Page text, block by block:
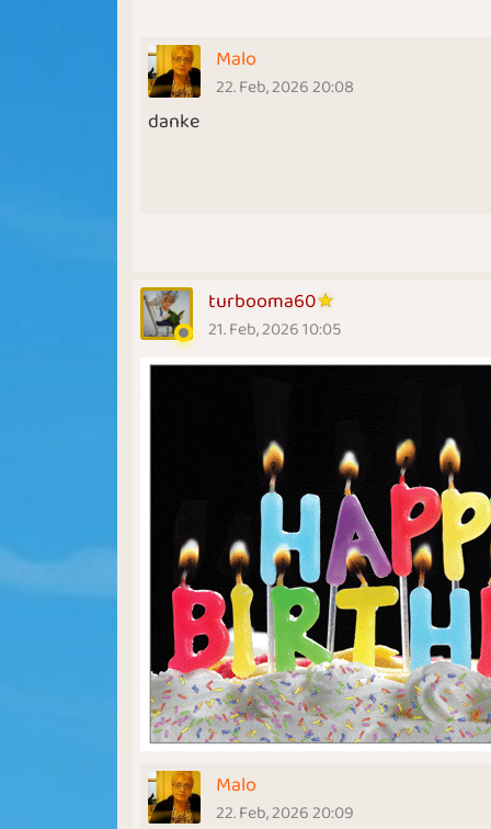
Malo
22. Feb, 2026 20:08
danke
turbooma60
21. Feb, 2026 10:05
Malo
22. Feb, 2026 20:09